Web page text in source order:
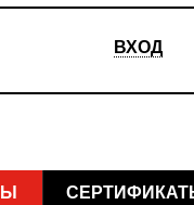
ВХОД